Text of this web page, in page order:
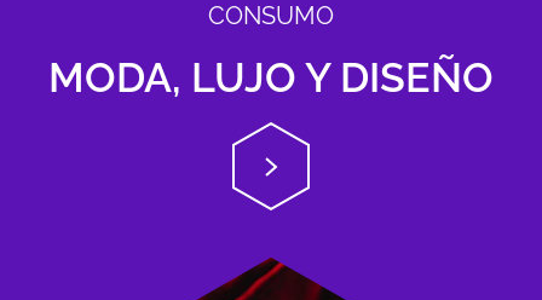
CONSUMO
MODA, LUJO Y DISEÑO